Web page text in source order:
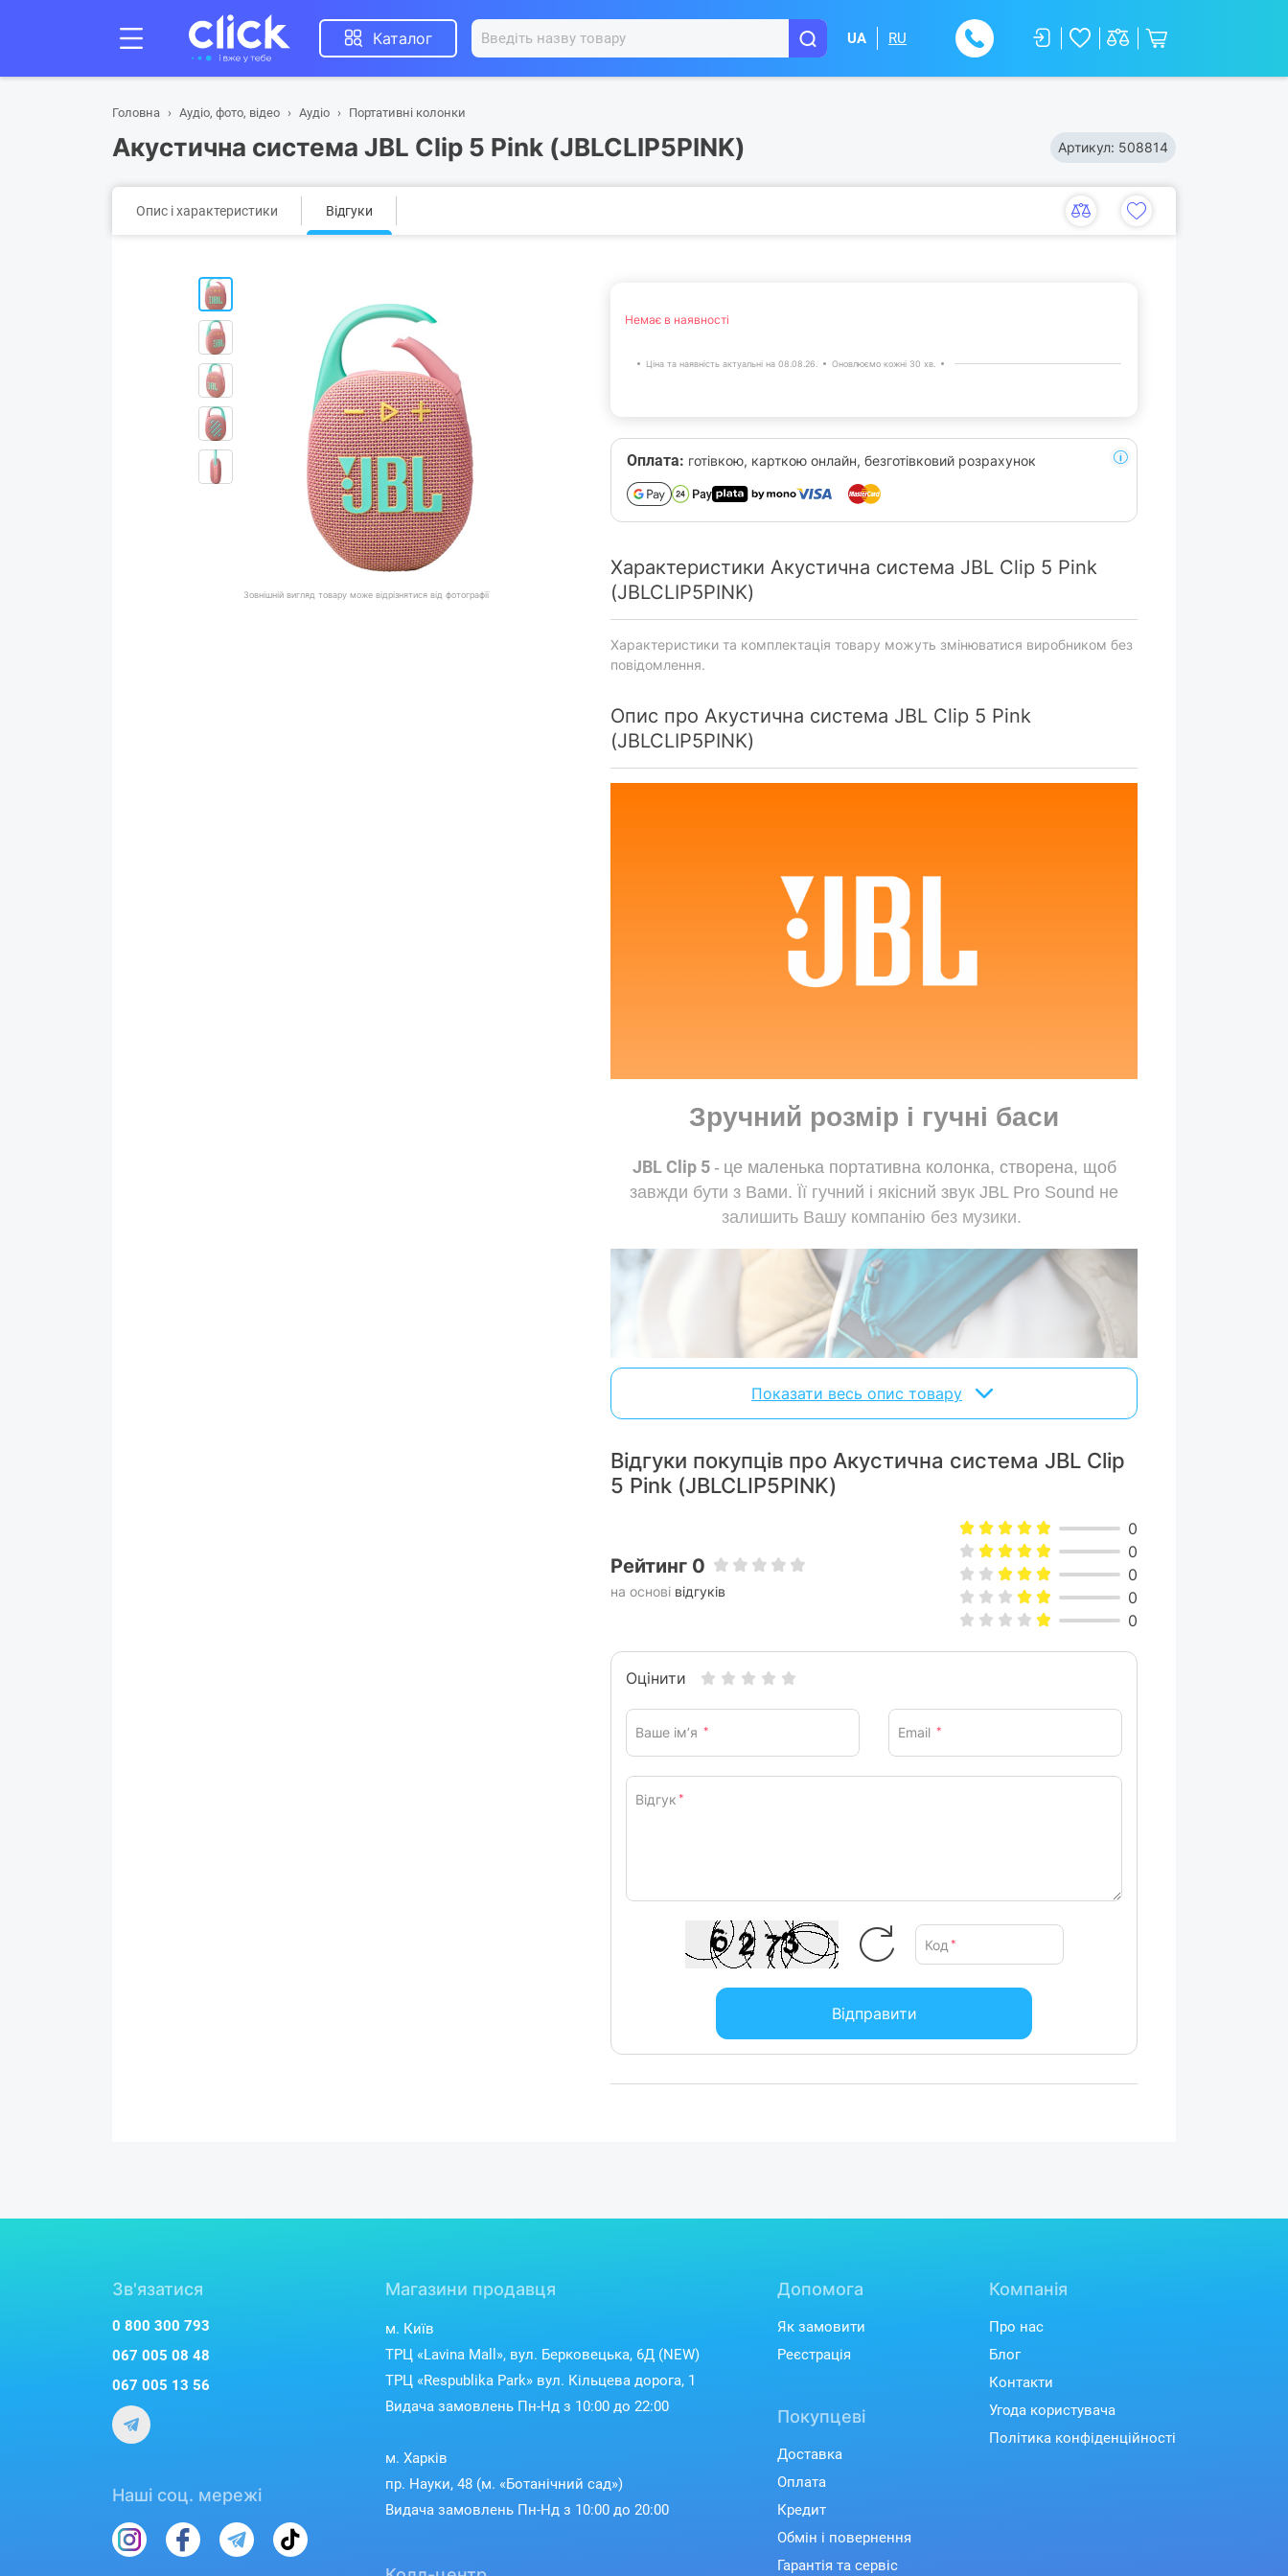
Каталог UA RU
Головна Аудіо, фото, відео Аудіо Портативні колонки
Акустична система JBL Clip 5 Pink (JBLCLIP5PINK) Артикул: 508814
Опис і характеристики Відгуки
Зовнішній вигляд товару може відрізнятися від фотографії
Немає в наявності
Ціна та наявність актуальні на 08.08.26. Оновлюємо кожні 30 хв.
Оплата: готівкою, карткою онлайн, безготівковий розрахунок
Характеристики Акустична система JBL Clip 5 Pink
(JBLCLIP5PINK)
Характеристики та комплектація товару можуть змінюватися виробником без
повідомлення.
Опис про Акустична система JBL Clip 5 Pink
(JBLCLIP5PINK)
Зручний розмір і гучні баси
JBL Clip 5 - це маленька портативна колонка, створена, щоб
завжди бути з Вами. Її гучний і якісний звук JBL Pro Sound не
залишить Вашу компанію без музики.
Зручний карабін
отвір для ручки, що дасть Вам змогу прикріплювати її до чого
завгодно, чи то рюкзака, чи то навіть пояса.
Показати весь опис товару
Відгуки покупців про Акустична система JBL Clip
5 Pink (JBLCLIP5PINK)
Рейтинг 0
на основі відгуків
0
0
0
0
0
Оцінити
Ваше ім’я * Email *
Відгук *
Код *
Відправити
Зв'язатися
0 800 300 793
067 005 08 48
067 005 13 56
Наші соц. мережі
Магазини продавця
м. Київ
ТРЦ «Lavina Mall», вул. Берковецька, 6Д (NEW)
ТРЦ «Respublika Park» вул. Кільцева дорога, 1
Видача замовлень Пн-Нд з 10:00 до 22:00
м. Харків
пр. Науки, 48 (м. «Ботанічний сад»)
Видача замовлень Пн-Нд з 10:00 до 20:00
Допомога
Як замовити
Реєстрація
Покупцеві
Доставка
Оплата
Кредит
Обмін і повернення
Гарантія та сервіс
Компанія
Про нас
Блог
Контакти
Угода користувача
Політика конфіденційності